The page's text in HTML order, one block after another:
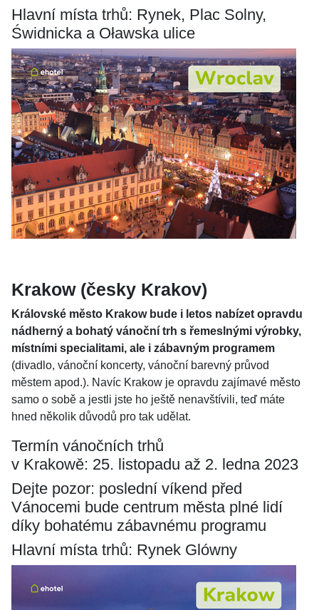
Hlavní místa trhů: Rynek, Plac Solny,
Świdnicka a Oławska ulice
Krakow (česky Krakov)
Královské město Krakow bude i letos nabízet opravdu
nádherný a bohatý vánoční trh s řemeslnými výrobky,
místními specialitami, ale i zábavným programem
(divadlo, vánoční koncerty, vánoční barevný průvod
městem apod.). Navíc Krakow je opravdu zajímavé město
samo o sobě a jestli jste ho ještě nenavštívili, teď máte
hned několik důvodů pro tak udělat.
Termín vánočních trhů
v Krakowě: 25. listopadu až 2. ledna 2023
Dejte pozor: poslední víkend před
Vánocemi bude centrum města plné lidí
díky bohatému zábavnému programu
Hlavní místa trhů: Rynek Glówny